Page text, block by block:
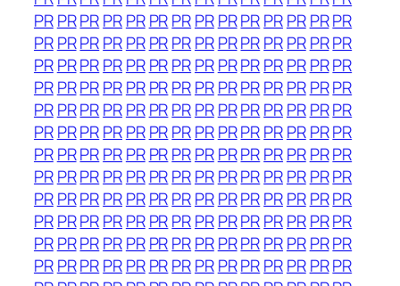
PRPRPRPRPR PRPRPRPRPRPRPR PRPR
PRPRPRPRPR PRPRPRPRPRPRPR PRPR
PRPRPRPRPR PRPRPRPRPRPRPR PRPR
PRPRPRPRPR PRPRPRPRPRPRPR PRPR
PRPRPRPRPR PRPRPRPRPRPRPR PRPR
PRPRPRPRPR PRPRPRPRPRPRPR PRPR
PRPRPRPRPR PRPRPRPRPRPRPR PRPR
PRPRPRPRPR PRPRPRPRPRPRPR PRPR
PRPRPRPRPR PRPRPRPRPRPRPR PRPR
PRPRPRPRPR PRPRPRPRPRPRPR PRPR
PRPRPRPRPR PRPRPRPRPRPRPR PRPR
PRPRPRPRPR PRPRPRPRPRPRPR PRPR